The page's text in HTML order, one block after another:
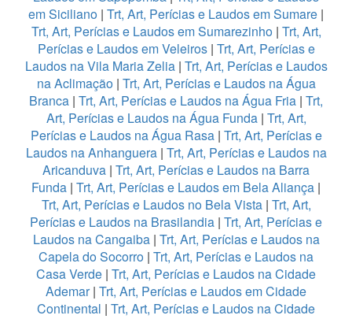
em Siciliano | Trt, Art, Perícias e Laudos em Sumare |
Trt, Art, Perícias e Laudos em Sumarezinho| Trt, Art,
Perícias e Laudos em Veleiros| Trt, Art, Perícias e
Laudos na Vila Maria Zelia| Trt, Art, Perícias e Laudos
na Aclimação| Trt, Art, Perícias e Laudos na Água
Branca | Trt, Art, Perícias e Laudos na Água Fria | Trt,
Art, Perícias e Laudos na Água Funda| Trt, Art,
Perícias e Laudos na Água Rasa | Trt, Art, Perícias e
Laudos na Anhanguera| Trt, Art, Perícias e Laudos na
Aricanduva | Trt, Art, Perícias e Laudos na Barra
Funda | Trt, Art, Perícias e Laudos em Bela Aliança |
Trt, Art, Perícias e Laudos no Bela Vista| Trt, Art,
Perícias e Laudos na Brasilandia | Trt, Art, Perícias e
Laudos na Cangaiba| Trt, Art, Perícias e Laudos na
Capela do Socorro | Trt, Art, Perícias e Laudos na
Casa Verde | Trt, Art, Perícias e Laudos na Cidade
Ademar| Trt, Art, Perícias e Laudos em Cidade
Continental | Trt, Art, Perícias e Laudos na Cidade